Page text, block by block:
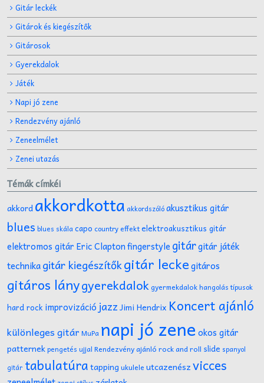
Gitár leckék
Gitárok és kiegészítők
Gitárosok
Gyerekdalok
Játék
Napi jó zene
Rendezvény ajánló
Zeneelmélet
Zenei utazás
Témák címkéi
akkordakkordkotta akkordszólóakusztikus gitár
blues blues skálacapo country effektelektroakusztikus gitár
elektromos gitár Eric Claptonfingerstyle gitárgitár játék
technikagitár kiegészítőkgitár leckegitáros
gitáros lánygyerekdalokgyermekdalokhangolás típusok
hard rock improvizáció jazzJimi Hendrix Koncert ajánló
különleges gitár MuPa napi jó zene okos gitár
patternekpengetés ujjal Rendezvény ajánló rock and roll slide spanyol
gitár tabulatúratapping ukulele utcazenészvicces